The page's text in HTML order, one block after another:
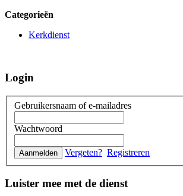
Categorieën
Kerkdienst
Login
Gebruikersnaam of e-mailadres
Wachtwoord
Vergeten? Registreren
Luister mee met de dienst